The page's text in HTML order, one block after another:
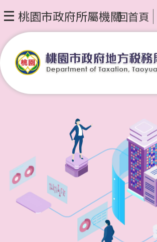
桃園市政府所屬機關回首頁